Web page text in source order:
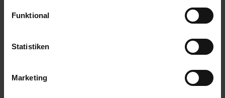
Funktional
Statistiken
Marketing